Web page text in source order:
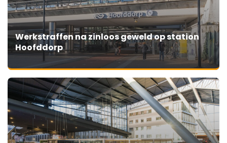
Werkstraffen na zinloos geweld op station
Hoofddorp